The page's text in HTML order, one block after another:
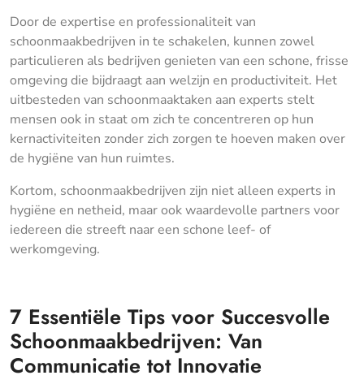
Door de expertise en professionaliteit van
schoonmaakbedrijven in te schakelen, kunnen zowel
particulieren als bedrijven genieten van een schone, frisse
omgeving die bijdraagt aan welzijn en productiviteit. Het
uitbesteden van schoonmaaktaken aan experts stelt
mensen ook in staat om zich te concentreren op hun
kernactiviteiten zonder zich zorgen te hoeven maken over
de hygiëne van hun ruimtes.
Kortom, schoonmaakbedrijven zijn niet alleen experts in
hygiëne en netheid, maar ook waardevolle partners voor
iedereen die streeft naar een schone leef- of
werkomgeving.
7 Essentiële Tips voor Succesvolle
Schoonmaakbedrijven: Van
Communicatie tot Innovatie